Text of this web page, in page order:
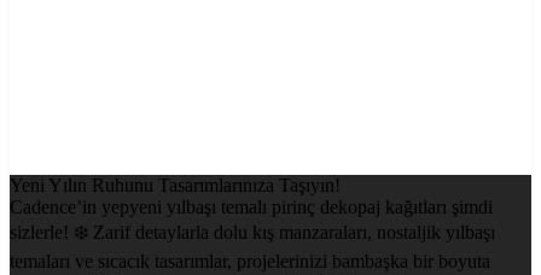
Yeni Yılın Ruhunu Tasarımlarınıza Taşıyın!
Cadence’in yepyeni yılbaşı temalı pirinç dekopaj kağıtları şimdi
sizlerle! ❄️ Zarif detaylarla dolu kış manzaraları, nostaljik yılbaşı
temaları ve sıcacık tasarımlar, projelerinizi bambaşka bir boyuta